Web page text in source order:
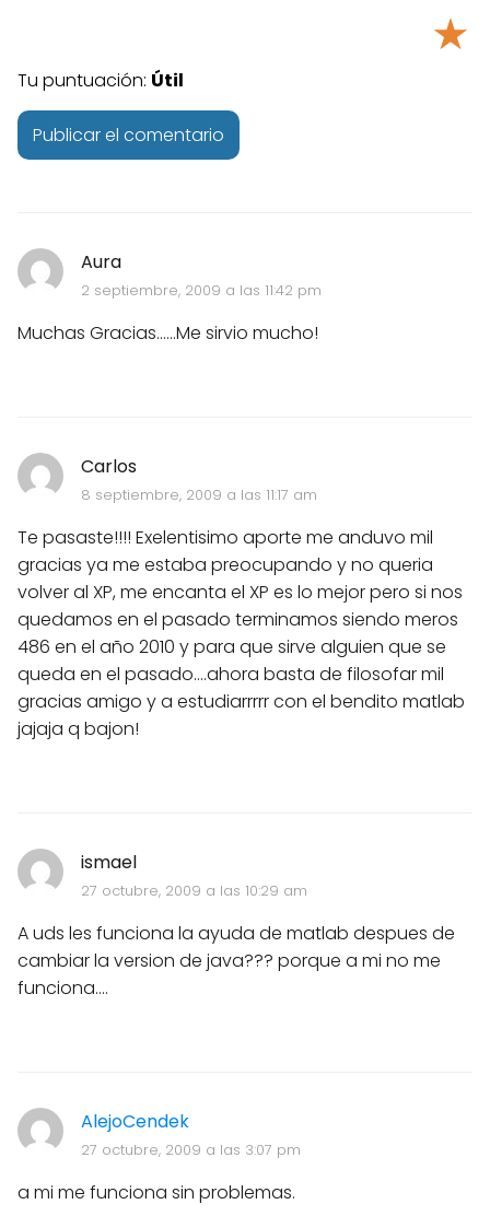
Aura
2 septiembre, 2009 a las 11:42 pm
Muchas Gracias......Me sirvio mucho!
Carlos
8 septiembre, 2009 a las 11:17 am
Te pasaste!!!! Exelentisimo aporte me anduvo mil
gracias ya me estaba preocupando y no queria
volver al XP, me encanta el XP es lo mejor pero si nos
quedamos en el pasado terminamos siendo meros
486 en el año 2010 y para que sirve alguien que se
queda en el pasado....ahora basta de filosofar mil
gracias amigo y a estudiarrrrr con el bendito matlab
jajaja q bajon!
ismael
27 octubre, 2009 a las 10:29 am
A uds les funciona la ayuda de matlab despues de
cambiar la version de java??? porque a mi no me
funciona....
AlejoCendek
27 octubre, 2009 a las 3:07 pm
a mi me funciona sin problemas.
★
Tu puntuación: Útil